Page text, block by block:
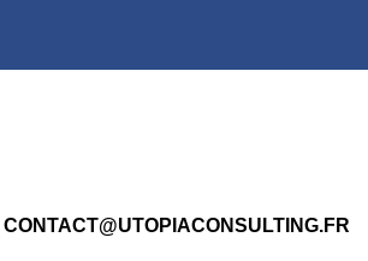
CONTACT@UTOPIACONSULTING.FR